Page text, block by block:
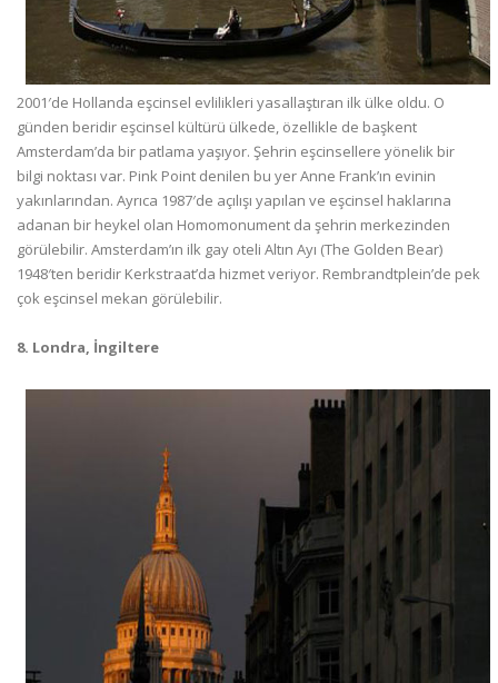
2001′de Hollanda eşcinsel evlilikleri yasallaştıran ilk ülke oldu. O
günden beridir eşcinsel kültürü ülkede, özellikle de başkent
Amsterdam’da bir patlama yaşıyor. Şehrin eşcinsellere yönelik bir
bilgi noktası var. Pink Point denilen bu yer Anne Frank’ın evinin
yakınlarından. Ayrıca 1987′de açılışı yapılan ve eşcinsel haklarına
adanan bir heykel olan Homomonument da şehrin merkezinden
görülebilir. Amsterdam’ın ilk gay oteli Altın Ayı (The Golden Bear)
1948′ten beridir Kerkstraat’da hizmet veriyor. Rembrandtplein’de pek
çok eşcinsel mekan görülebilir.
8. Londra, İngiltere